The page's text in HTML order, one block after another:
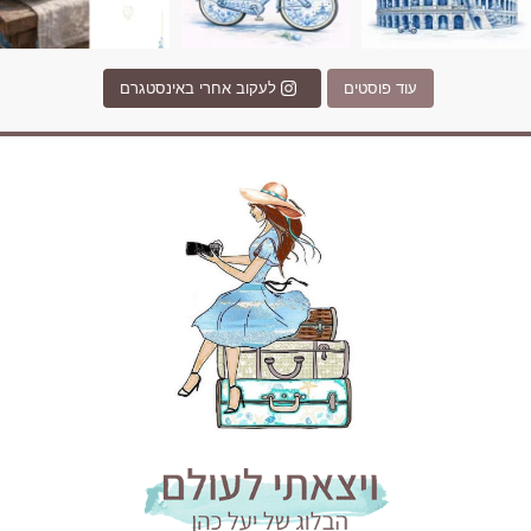
עוד פוסטים לעקוב אחרי באינסטגרם